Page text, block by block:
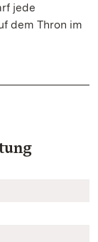
jede
dem Thron im